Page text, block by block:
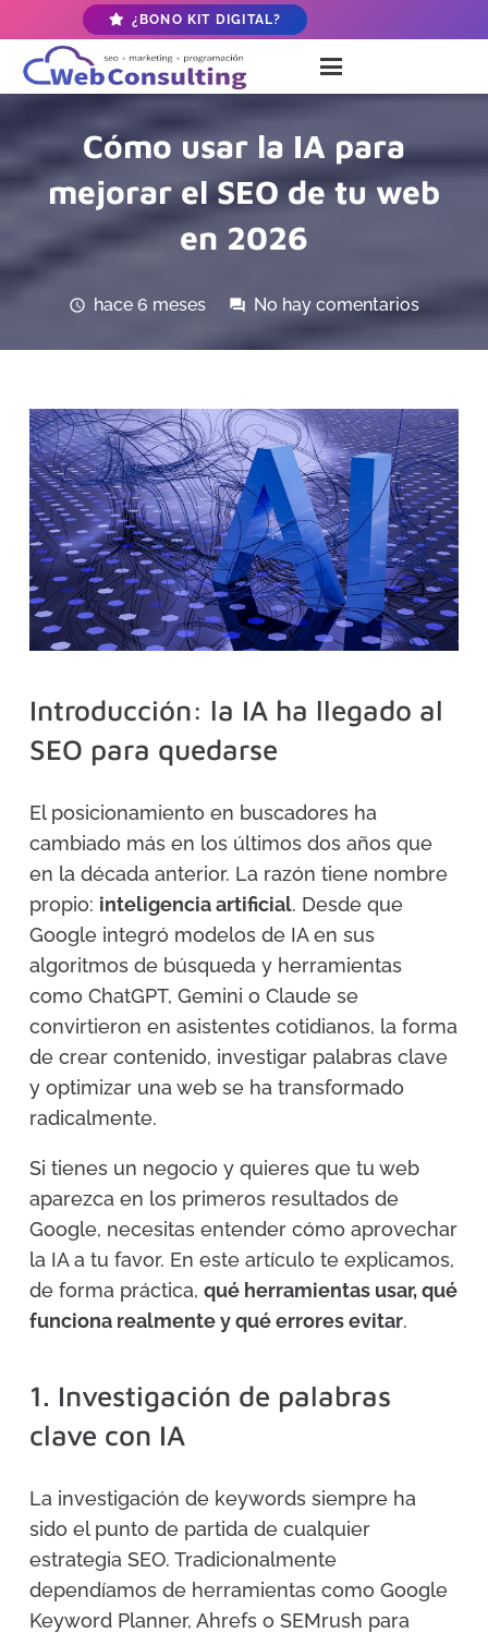
¿BONO KIT DIGITAL?
Cómo usar la IA para
mejorar el SEO de tu web
en 2026
schedule hace 6 meses forum No hay comentarios
Introducción: la IA ha llegado al
SEO para quedarse
El posicionamiento en buscadores ha
cambiado más en los últimos dos años que
en la década anterior. La razón tiene nombre
propio: inteligencia artificial. Desde que
Google integró modelos de IA en sus
algoritmos de búsqueda y herramientas
como ChatGPT, Gemini o Claude se
convirtieron en asistentes cotidianos, la forma
de crear contenido, investigar palabras clave
y optimizar una web se ha transformado
radicalmente.
Si tienes un negocio y quieres que tu web
aparezca en los primeros resultados de
Google, necesitas entender cómo aprovechar
la IA a tu favor. En este artículo te explicamos,
de forma práctica, qué herramientas usar, qué
funciona realmente y qué errores evitar.
1. Investigación de palabras
clave con IA
La investigación de keywords siempre ha
sido el punto de partida de cualquier
estrategia SEO. Tradicionalmente
dependíamos de herramientas como Google
Keyword Planner, Ahrefs o SEMrush para